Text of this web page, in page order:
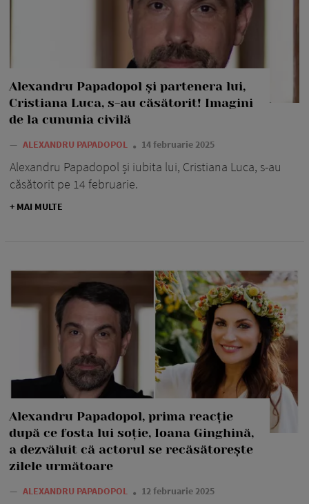
Alexandru Papadopol și partenera lui,
Cristiana Luca, s-au căsătorit! Imagini
de la cununia civilă
— ALEXANDRU PAPADOPOL 14 februarie 2025
Alexandru Papadopol și iubita lui, Cristiana Luca, s-au
căsătorit pe 14 februarie.
+ MAI MULTE
Alexandru Papadopol, prima reacție
după ce fosta lui soție, Ioana Ginghină,
a dezvăluit că actorul se recăsătorește
zilele următoare
— ALEXANDRU PAPADOPOL 12 februarie 2025